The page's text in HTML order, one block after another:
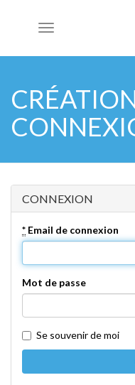
Toggle
CONNEXION
* Email de connexion
Mot de passe
Se souvenir de moi